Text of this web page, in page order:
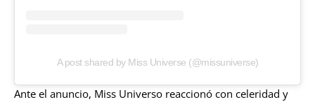
A post shared by Miss Universe (@missuniverse)
Ante el anuncio, Miss Universo reaccionó con celeridad y